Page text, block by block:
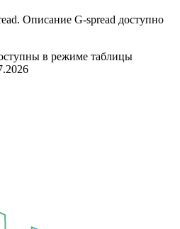
на торговой площадке
к погашению (YTM) / оферте
Описание G-spread доступно